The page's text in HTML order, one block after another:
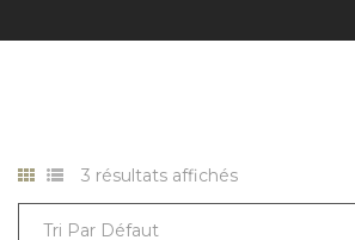
3 résultats affichés
Tri Par Défaut